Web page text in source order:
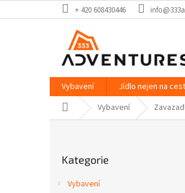
na
+ 420 608430446
Vybavení Jídlo nejen na
Domů Vybavení
kategorie
Kategorie
Vybavení